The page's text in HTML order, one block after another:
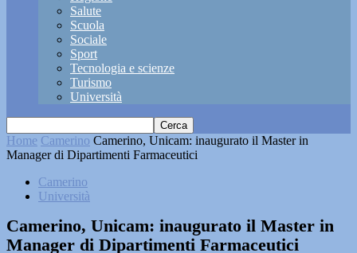
Salute
Scuola
Sociale
Sport
Tecnologia e scienze
Turismo
Università
Home Camerino Camerino, Unicam: inaugurato il Master in
Manager di Dipartimenti Farmaceutici
Camerino
Università
Camerino, Unicam: inaugurato il Master in
Manager di Dipartimenti Farmaceutici